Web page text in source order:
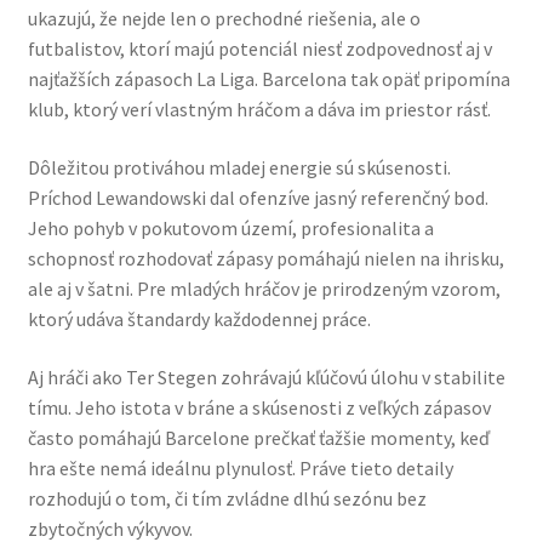
ukazujú, že nejde len o prechodné riešenia, ale o
futbalistov, ktorí majú potenciál niesť zodpovednosť aj v
najťažších zápasoch La Liga. Barcelona tak opäť pripomína
klub, ktorý verí vlastným hráčom a dáva im priestor rásť.
Dôležitou protiváhou mladej energie sú skúsenosti.
Príchod Lewandowski dal ofenzíve jasný referenčný bod.
Jeho pohyb v pokutovom území, profesionalita a
schopnosť rozhodovať zápasy pomáhajú nielen na ihrisku,
ale aj v šatni. Pre mladých hráčov je prirodzeným vzorom,
ktorý udáva štandardy každodennej práce.
Aj hráči ako Ter Stegen zohrávajú kľúčovú úlohu v stabilite
tímu. Jeho istota v bráne a skúsenosti z veľkých zápasov
často pomáhajú Barcelone prečkať ťažšie momenty, keď
hra ešte nemá ideálnu plynulosť. Práve tieto detaily
rozhodujú o tom, či tím zvládne dlhú sezónu bez
zbytočných výkyvov.